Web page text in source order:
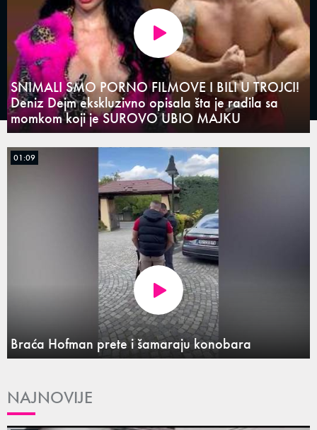
SNIMALI SMO PORNO FILMOVE I BILI U TROJCI!
Deniz Dejm ekskluzivno opisala šta je radila sa
momkom koji je SUROVO UBIO MAJKU
Braća Hofman prete i šamaraju konobara
01:09
NAJNOVIJE